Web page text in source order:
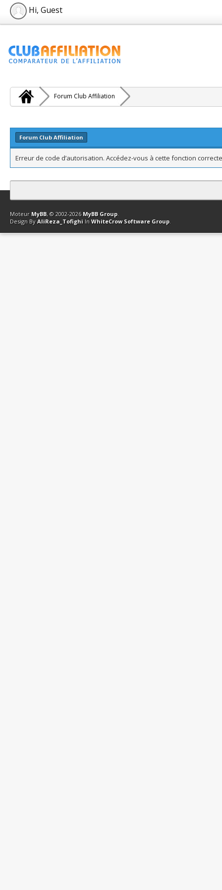
Hi, Guest
Forum Club Affiliation
Forum Club Affiliation
Erreur de code d’autorisation. Accédez-vous à cette fonction
Contact Club Affiliation Retourner en haut Version bas-débit
Moteur MyBB, © 2002-2026 MyBB Group.
Design By AliReza_Tofighi In WhiteCrow Software Group.